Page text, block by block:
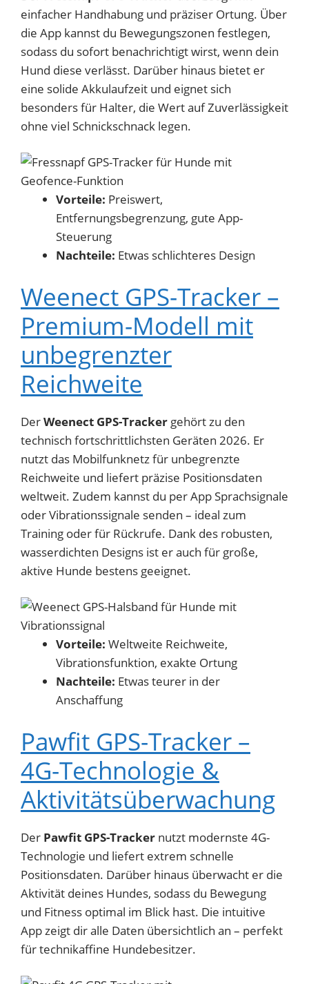
einfacher Handhabung und präziser Ortung. Über
die App kannst du Bewegungszonen festlegen,
sodass du sofort benachrichtigt wirst, wenn dein
Hund diese verlässt. Darüber hinaus bietet er
eine solide Akkulaufzeit und eignet sich
besonders für Halter, die Wert auf Zuverlässigkeit
ohne viel Schnickschnack legen.
Vorteile: Preiswert,
Entfernungsbegrenzung, gute App-
Steuerung
Nachteile: Etwas schlichteres Design
Weenect GPS-Tracker –
Premium-Modell mit
unbegrenzter
Reichweite
DerWeenect GPS-Tracker gehört zu den
technisch fortschrittlichsten Geräten 2026. Er
nutzt das Mobilfunknetz für unbegrenzte
Reichweite und liefert präzise Positionsdaten
weltweit. Zudem kannst du per App Sprachsignale
oder Vibrationssignale senden – ideal zum
Training oder für Rückrufe. Dank des robusten,
wasserdichten Designs ist er auch für große,
aktive Hunde bestens geeignet.
Vorteile: Weltweite Reichweite,
Vibrationsfunktion, exakte Ortung
Nachteile: Etwas teurer in der
Anschaffung
Pawfit GPS-Tracker –
4G-Technologie &
Aktivitätsüberwachung
Der Pawfit GPS-Tracker nutzt modernste 4G-
Technologie und liefert extrem schnelle
Positionsdaten. Darüber hinaus überwacht er die
Aktivität deines Hundes, sodass du Bewegung
und Fitness optimal im Blick hast. Die intuitive
App zeigt dir alle Daten übersichtlich an – perfekt
für technikaffine Hundebesitzer.